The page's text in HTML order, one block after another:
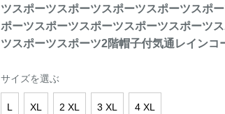
ツスポーツスポーツスポーツスポーツスポ
ポーツスポーツスポーツスポーツスポーツ
ツスポーツスポーツ2階帽子付気通レインコ
サイズを選ぶ
L XL 2 XL 3 XL 4 XL